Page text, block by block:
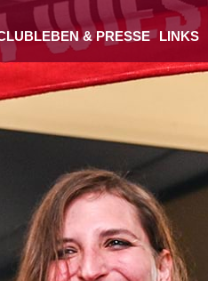
& PRESSE LINKS